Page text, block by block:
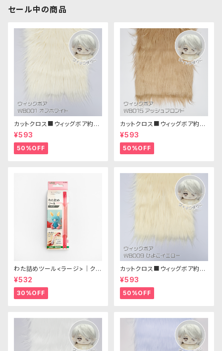
セール中の商品
カットクロス■ウィッグボア約8c
m(オフホワイト)WB001 ボア生
地 25cm × 45cm
¥593
50%OFF
カットクロス■ウィッグボア約8c
m(アッシュブロンド)WB015 ボ
ア生地 25cm × 45cm
¥593
50%OFF
わた詰めツール<ラージ>｜クロ
バー
¥532
30%OFF
カットクロス■ウィッグボア約8c
m(ひよこイエロー)WB009ボア
生地 25cm × 45cm
¥593
50%OFF